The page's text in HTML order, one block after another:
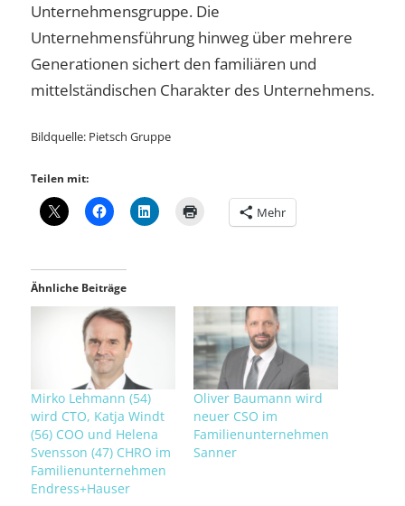
Unternehmensgruppe. Die
Unternehmensführung hinweg über mehrere
Generationen sichert den familiären und
mittelständischen Charakter des Unternehmens.
Bildquelle: Pietsch Gruppe
Teilen mit:
Mehr
Ähnliche Beiträge
Mirko Lehmann (54)
wird CTO, Katja Windt
(56) COO und Helena
Svensson (47) CHRO im
Familienunternehmen
Endress+Hauser
Oliver Baumann wird
neuer CSO im
Familienunternehmen
Sanner